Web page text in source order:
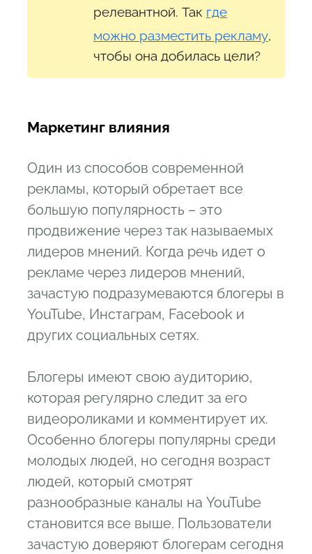
релевантной. Так где
можно разместить рекламу,
чтобы она добилась цели?
Маркетинг влияния
Один из способов современной
рекламы, который обретает все
большую популярность – это
продвижение через так называемых
лидеров мнений. Когда речь идет о
рекламе через лидеров мнений,
зачастую подразумеваются блогеры в
YouTube, Инстаграм, Facebook и
других социальных сетях.
Блогеры имеют свою аудиторию,
которая регулярно следит за его
видеороликами и комментирует их.
Особенно блогеры популярны среди
молодых людей, но сегодня возраст
людей, который смотрят
разнообразные каналы на YouTube
становится все выше. Пользователи
зачастую доверяют блогерам сегодня